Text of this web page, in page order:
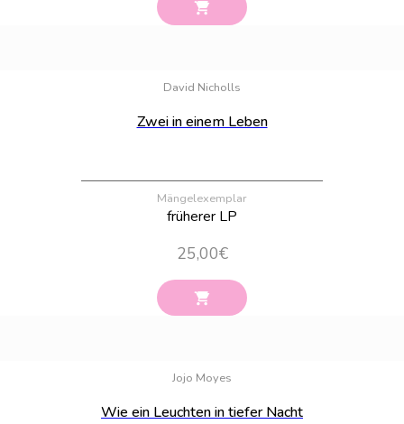
David Nicholls
Zwei in einem Leben
Mängelexemplar
früherer LP
25,00€
Jojo Moyes
Wie ein Leuchten in tiefer Nacht